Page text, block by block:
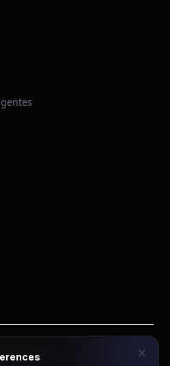
VaVa AI Labs.
Sheridan, WY 82801, USA